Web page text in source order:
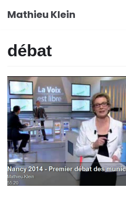
Aller
Mathieu Klein
débat